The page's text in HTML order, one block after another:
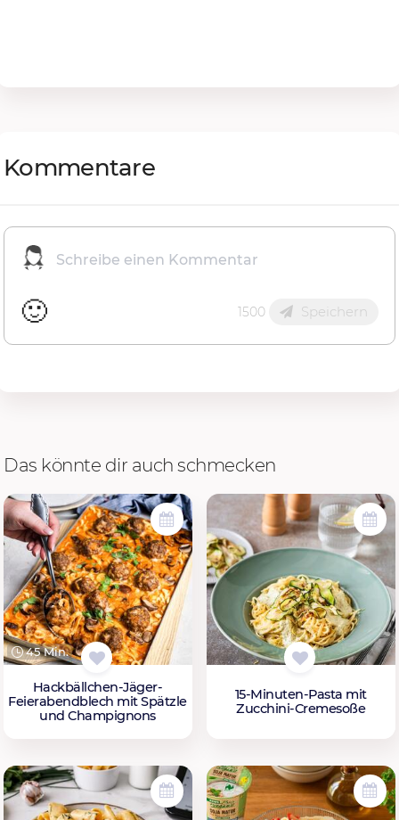
Kommentare
🙂 1500 Speichern
Das könnte dir auch schmecken
45 Min.
Hackbällchen-Jäger-
Feierabendblech mit Spätzle
und Champignons
15-Minuten-Pasta mit
Zucchini-Cremesoße